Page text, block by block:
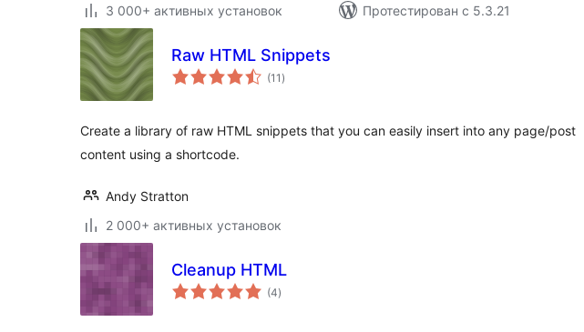
3 000+ активных установок
Протестирован с 5.3.21
Raw HTML Snippets
(11 общий
рейтинг
)
Create a library of raw HTML snippets that you can easily insert into any page/post
content using a shortcode.
Andy Stratton
2 000+ активных установок
Cleanup HTML
(4общий
рейтинг
)